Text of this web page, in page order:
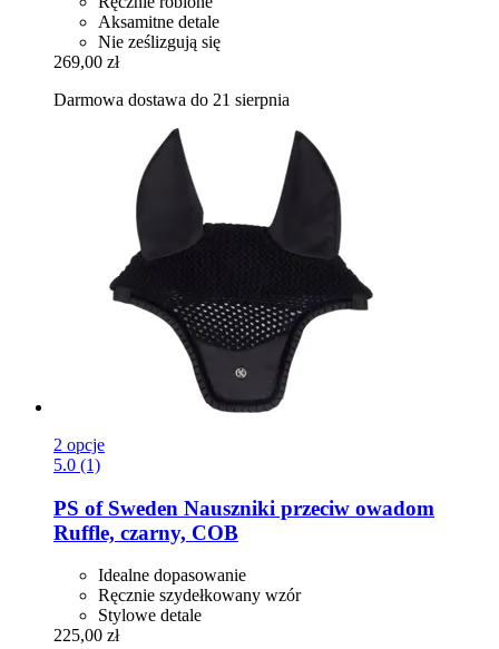
Aksamitne detale
Nie ześlizgują się
269,00 zł
Darmowa dostawa do 21 sierpnia
2 opcje
5.0 (1)
PS of Sweden Nauszniki przeciw owadom
Ruffle, czarny, COB
Idealne dopasowanie
Ręcznie szydełkowany wzór
Stylowe detale
225,00 zł